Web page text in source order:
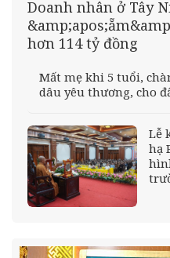
Doanh nhân ở Tây
hơn 114 tỷ đồng
Mất mẹ khi 5 tuổi,
dâu yêu thương, cho
Lễ
hạ